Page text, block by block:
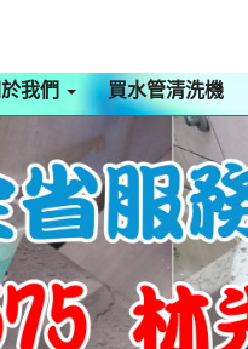
我們 買水管清洗機